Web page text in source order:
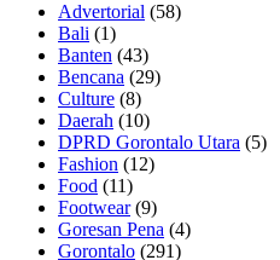
Advertorial (58)
Bali (1)
Banten (43)
Bencana (29)
Culture (8)
Daerah (10)
DPRD Gorontalo Utara (5)
Fashion (12)
Food (11)
Footwear(9)
Goresan Pena (4)
Gorontalo (291)